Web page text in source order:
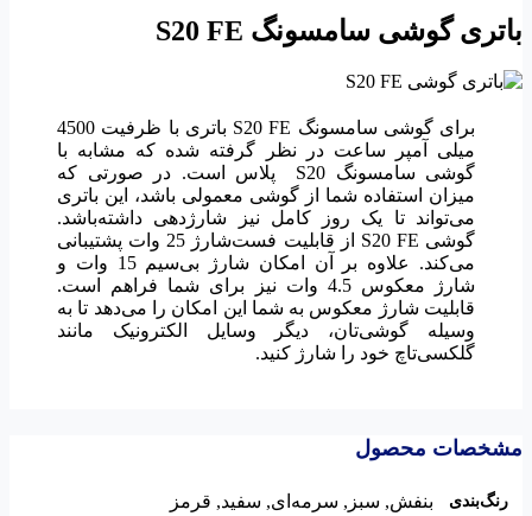
باتری گوشی سامسونگ S20 FE
برای گوشی سامسونگ S20 FE باتری با ظرفیت 4500
میلی آمپر ساعت در نظر گرفته شده که مشابه با
گوشی سامسونگ S20 پلاس است. در صورتی که
میزان استفاده شما از گوشی معمولی باشد، این باتری
می‌تواند تا یک روز کامل نیز شارژدهی داشته‌باشد.
گوشی S20 FE از قابلیت فست‌شارژ 25 وات پشتیبانی
می‌کند. علاوه بر آن امکان شارژ بی‌سیم 15 وات و
شارژ معکوس 4.5 وات نیز برای شما فراهم است.
قابلیت شارژ معکوس به شما این امکان را می‌دهد تا به
وسیله گوشی‌تان، دیگر وسایل الکترونیک مانند
گلکسی‌تاچ خود را شارژ کنید.
مشخصات محصول
رنگ‌بندی بنفش, سبز , سرمه‌ای, سفید, قرمز